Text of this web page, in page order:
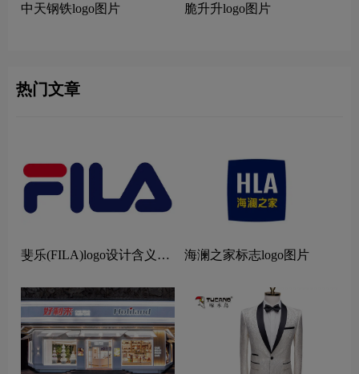
中天钢铁logo图片 脆升升logo图片
热门文章
斐乐(FILA)logo设计含义及
海澜之家标志logo图片